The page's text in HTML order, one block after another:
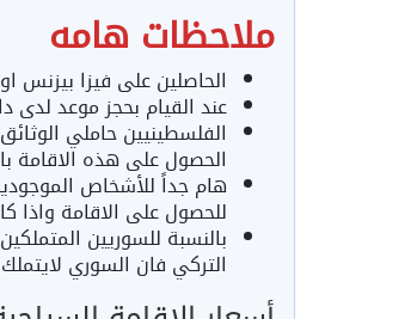
ملاحظات هامه
الحاصلين على فيزا بيزنس
عند القيام بحجز موعد لدى
الحصول على هذه الاقامة
هام جداً للأشخاص
للحصول على الاقامة واذا
بالنسبة للسوريين
التركي فان السوري